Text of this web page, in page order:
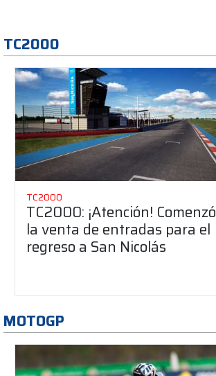
TC2000
TC2000
TC2000: ¡Atención! Comenzó
la venta de entradas para el
regreso a San Nicolás
MOTOGP